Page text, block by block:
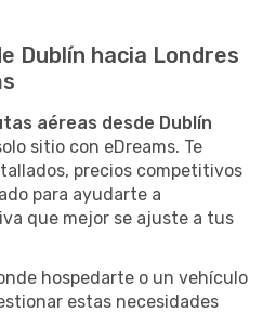
Dublín hacia Londres
aéreas desde Dublín
sitio con eDreams. Te
precios competitivos
para ayudarte a
que mejor se ajuste a tus
hospedarte o un vehículo
estas necesidades